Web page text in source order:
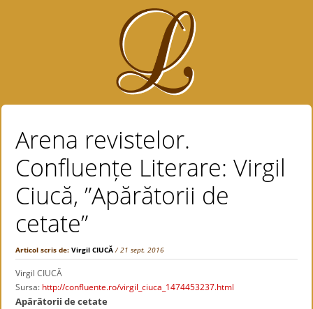
Arena revistelor.
Confluențe Literare: Virgil
Ciucă, ”Apărătorii de
cetate”
Articol scris de:Virgil CIUCĂ / 21 sept. 2016
Virgil CIUCĂ
Sursa: http://confluente.ro/virgil_ciuca_1474453237.html
Apărătorii de cetate